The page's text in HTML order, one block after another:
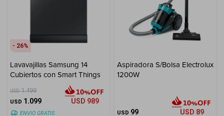
26
Lavavajillas Samsung 14
Cubiertos con Smart Things
USD 1.499
USD 1.099 USD 989
ENVIO GRATIS
Aspiradora S/Bolsa Electrolux
1200W
USD 99 USD 89